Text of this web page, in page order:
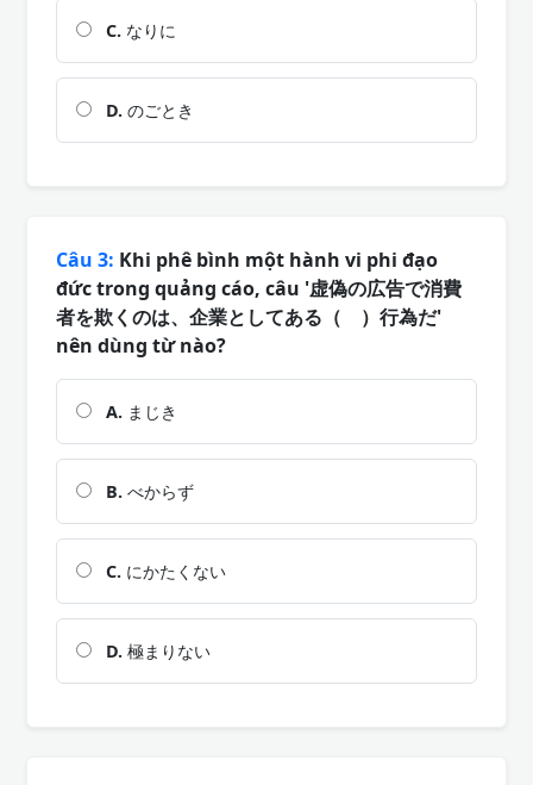
C. なりに
D. のごとき
Câu 3: Khi phê bình một hành vi phi đạo
đức trong quảng cáo, câu '虚偽の広告で消費
者を欺くのは、企業としてある（ ）行為だ'
nên dùng từ nào?
A. まじき
B. べからず
C. にかたくない
D. 極まりない